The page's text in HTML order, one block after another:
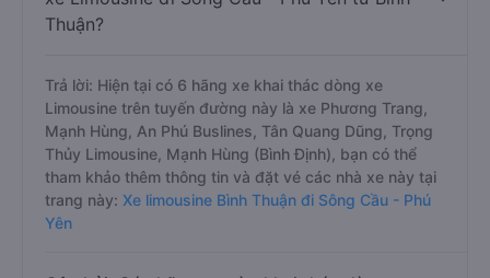
xe Limousine đi Sông Cầu - Phú Yên từ Bình
Thuận?
Trả lời: Hiện tại có 6 hãng xe khai thác dòng xe
Limousine trên tuyến đường này là xe Phương Trang,
Mạnh Hùng, An Phú Buslines, Tân Quang Dũng, Trọng
Thủy Limousine, Mạnh Hùng (Bình Định), bạn có thể